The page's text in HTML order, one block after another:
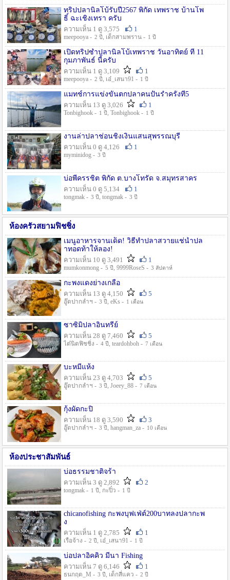
ทริปปลานิลโบ้รับปี2567 พิกัด เทพราช บ้านโพ
ธิ์ ฉะเชิงเทรา ครับ
ความเห็น 1 ดู 3,575
1
meepooya - 2 ปี , เด็กสามพราน - 1 ปี
เปิดทริปซ้ำปลานิลโบ้เทพราช วันอาทิตย์ ที่ 11
กุมภาพันธ์ นี้ครับ
ความเห็น 1 ดู 3,109
1
meepooya - 2 ปี , เอ๋_เสนา91 - 1 ปี
แมทช์การแข่งขั้นตกปลาคนปั้นรำครั้งที่5
ความเห็น 13 ดู 3,026
1
Tonbighook - 1 ปี , Tonbighook - 1 ปี
งานล่าปลาช่อนชิงเงินแสนสุพรรณบุรี
ความเห็น 0 ดู 4,126
1
myminidog - 3 ปี
บ่อพี่ครรชิต พิกัด ต.บางโทรัด จ.สมุทรสาคร
ความเห็น 0 ดู 5,134
1
tongmak - 3 ปี , tongmak - 3 ปี
ห้องครัวสยามฟิชชิ่ง
เมนูอาหารจานเด็ด! วิธีทำปลาสวายแช่น้ำปล
าทอดท้าให้ลอง!
ความเห็น 10 ดู 3,491
1
mumkonmong - 5 ปี , 9999RoseS - 3 สัปดาห์
กะพงแดงย่างเกลือ
ความเห็น 13 ดู 4,150
5
อู๊ดปากลำฯ - 3 ปี , eKs - 1 เดือน
ซาซิมิปลาอินทรีย์
ความเห็น 28 ดู 7,460
5
ไต๋นิตฟิชชิ่ง - 4 ปี , teardohboh - 7 เดือน
บะหมี่แห้ง
ความเห็น 23 ดู 4,703
5
อู๊ดปากลำฯ - 3 ปี , Joeey_88 - 7 เดือน
กุ้งผัดกะปิ
ความเห็น 18 ดู 3,590
3
อู๊ดปากลำฯ - 3 ปี , hangman_za - 10 เดือน
ห้องประชาสัมพันธ์
บ่อธรรมชาติจร้า
ความเห็น 3 ดู 2,892
2
tongmak - 1 ปี , กะปิ๋ว - 1 ปี
chicanofishing กะพงบุฟเฟ่ต์200บาทลงปลากะพ
ง
ความเห็น 1 ดู 2,785
1
เรือจ้าง - 2 ปี , เอ๋_เสนา91 - 1 ปี
บ่อปลาอิคคิว มีนา Fishing
ความเห็น 7 ดู 6,146
1
ธนกฤต_M - 3 ปี , เด็กสี่แคว - 2 ปี